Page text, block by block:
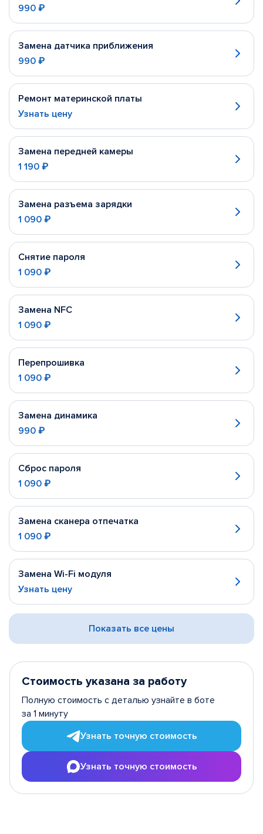
990 ₽
Замена датчика приближения
990 ₽
Ремонт материнской платы
Узнать цену
Замена передней камеры
1 190 ₽
Замена разъема зарядки
1 090 ₽
Снятие пароля
1 090 ₽
Замена NFC
1 090 ₽
Перепрошивка
1 090 ₽
Замена динамика
990 ₽
Сброс пароля
1 090 ₽
Замена сканера отпечатка
1 090 ₽
Замена Wi-Fi модуля
Узнать цену
Показать все цены
Стоимость указана за работу
Полную стоимость с деталью узнайте в боте
за 1 минуту
Узнать точную стоимость
Узнать точную стоимость